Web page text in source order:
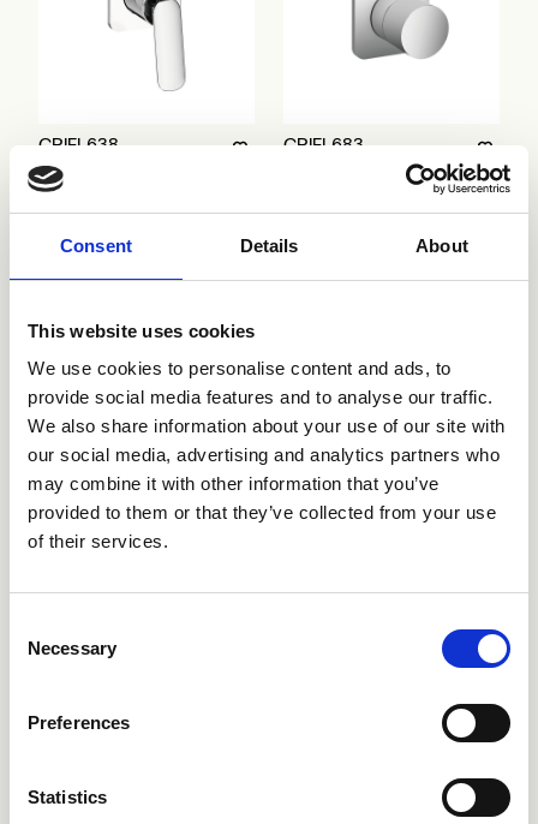
Consent Details About
This website uses cookies
We use cookies to personalise content and ads, to
provide social media features and to analyse our traffic.
We also share information about your use of our site with
our social media, advertising and analytics partners who
may combine it with other information that you’ve
provided to them or that they’ve collected from your use
of their services.
Selection
Necessary
Preferences
Statistics
CRIFL638 CRIFL683
CRIFL686 CRIFL689